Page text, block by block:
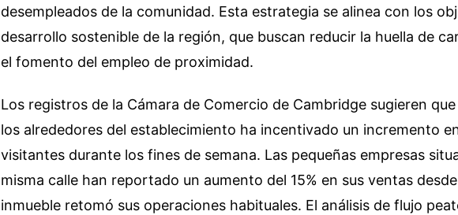
desempleados de la comunidad. Esta estrategia se alinea con los
desarrollo sostenible de la región, que buscan reducir la huella de
el fomento del empleo de proximidad.
Los registros de la Cámara de Comercio de Cambridge sugieren
los alrededores del establecimiento ha incentivado un incremento
visitantes durante los fines de semana. Las pequeñas empresas
misma calle han reportado un aumento del 15% en sus ventas
inmueble retomó sus operaciones habituales. El análisis de flujo